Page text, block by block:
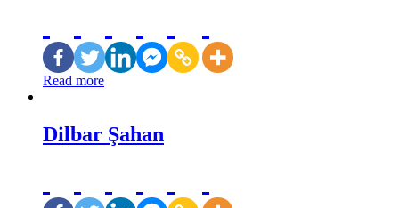
Read more
Dilbar Şahan